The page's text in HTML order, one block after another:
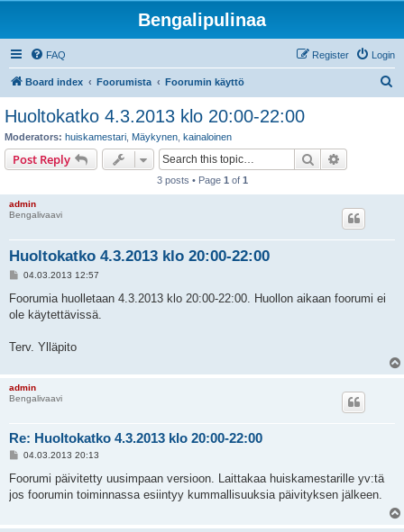
Bengalipulinaa
FAQ Login
Register
Board index Foorumista Foorumin käyttö
Huoltokatko 4.3.2013 klo 20:00-22:00
Moderators: huiskamestari Mäykynen kainaloinen
Post Reply Search
3 posts • Page 1 of 1
admin
Bengalivaavi
Huoltokatko 4.3.2013 klo 20:00-22:00
P
s
04.03.2013 12:57
Foorumia huolletaan 4.3.2013 klo 20:00-22:00. Huollon aikaan foorumi ei
ole käytettävissä.
Terv. Ylläpito
admin
Bengalivaavi
Re: Huoltokatko 4.3.2013 klo 20:00-22:00
P
s
04.03.2013 20:13
Foorumi päivitetty uusimpaan versioon. Laittakaa huiskamestarille yv:tä
jos foorumin toiminnassa esiintyy kummallisuuksia päivityksen jälkeen.